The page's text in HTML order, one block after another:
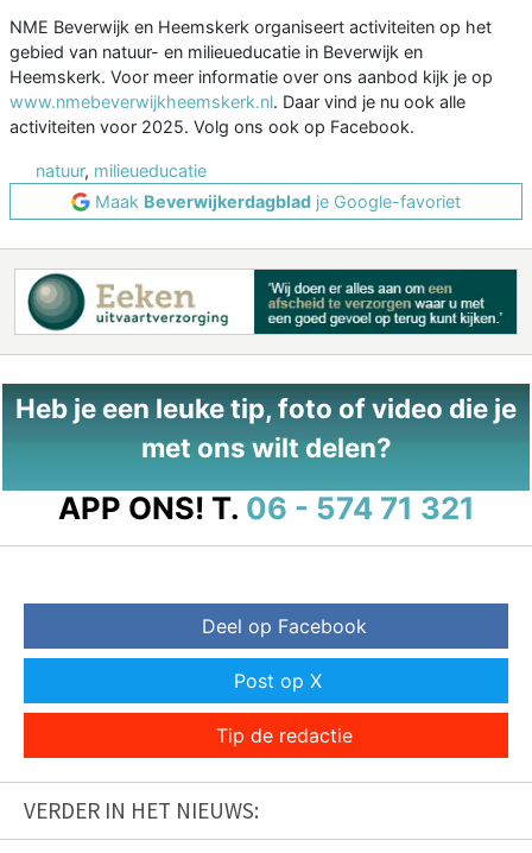
NME Beverwijk en Heemskerk organiseert activiteiten op het
gebied van natuur- en milieueducatie in Beverwijk en
Heemskerk. Voor meer informatie over ons aanbod kijk je op
www.nmebeverwijkheemskerk.nl. Daar vind je nu ook alle
activiteiten voor 2025. Volg ons ook op Facebook.
natuur, milieueducatie
Maak Beverwijkerdagblad je Google-favoriet
Heb je een leuke tip, foto of video die je
met ons wilt delen?
APP ONS! T. 06 - 574 71 321
Deel op Facebook
Post op X
Tip de redactie
VERDER IN HET NIEUWS: